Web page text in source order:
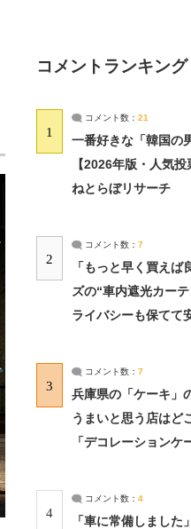
コメントランキング
1
コメント数： 21
一番好きな「韓国の
【2026年版・人気
ねとらぼリサーチ
2
コメント数： 7
「もっと早く買え
ズの“車内遮光カー
ライバシーも保てて
3
コメント数： 7
兵庫県の「ケーキ
うまいと思う店はど
「デコレーションケ
4
コメント数： 4
「車に常備しまし